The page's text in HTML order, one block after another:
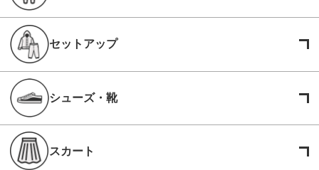
セットアップ
シューズ・靴
スカート